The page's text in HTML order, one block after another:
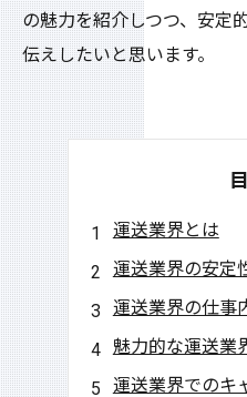
の魅力を紹介しつつ、安定
伝えしたいと思います。
運送業界とは
運送業界の安定
運送業界の仕事
魅力的な運送業
運送業界でのキ